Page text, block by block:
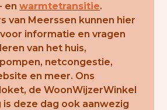
enwarmtetransitie.
van Meerssen kunnen hier
informatie en vragen
van het huis,
netcongestie,
en meer. Ons
de WoonWijzerWinkel
is deze dag ook aanwezig